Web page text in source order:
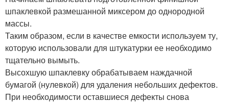
шпаклевкой размешанной миксером до однородной
массы.
Таким образом, если в качестве емкости используем ту,
которую использовали для штукатурки ее необходимо
тщательно вымыть.
Высохшую шпаклевку обрабатываем наждачной
бумагой (нулевкой) для удаления небольших дефектов.
При необходимости оставшиеся дефекты снова